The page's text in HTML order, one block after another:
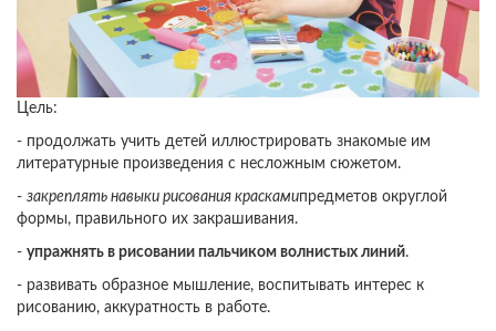
Цель:
- продолжать учить детей иллюстрировать знакомые им
литературные произведения с несложным сюжетом.
- закреплять навыки рисования краскамипредметов округлой
формы, правильного их закрашивания.
- упражнять в рисовании пальчиком волнистых линий.
- развивать образное мышление, воспитывать интерес к
рисованию, аккуратность в работе.